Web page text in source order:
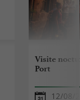
Visite
Port
12/08/